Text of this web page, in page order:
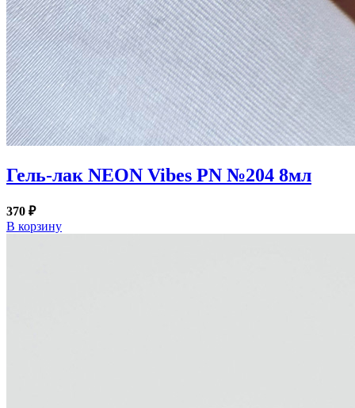
Гель-лак NEON Vibes PN №204 8мл
370 ₽
В корзину